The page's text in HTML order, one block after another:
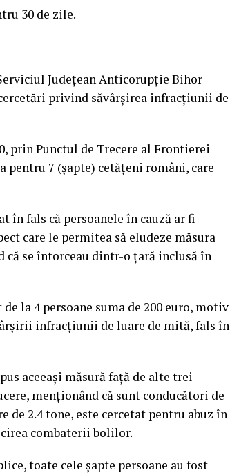
30 de zile.
Judeţean Anticorupţie Bihor
privind săvârşirea infracţiunii de
prin Punctul de Trecere al Frontierei
7 (şapte) cetăţeni români, care
în fals că persoanele în cauză ar fi
care le permitea să eludeze măsura
se întorceau dintr-o ţară inclusă în
la 4 persoane suma de 200 euro, motiv
infracţiunii de luare de mită, fals în
aceeaşi măsură faţă de alte trei
menţionând că sunt conducători de
2.4 tone, este cercetat pentru abuz în
combaterii bolilor.
toate cele şapte persoane au fost